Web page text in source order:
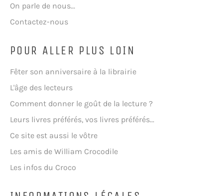
On parle de nous...
Contactez-nous
POUR ALLER PLUS LOIN
Fêter son anniversaire à la librairie
L'âge des lecteurs
Comment donner le goût de la lecture ?
Leurs livres préférés, vos livres préférés...
Ce site est aussi le vôtre
Les amis de William Crocodile
Les infos du Croco